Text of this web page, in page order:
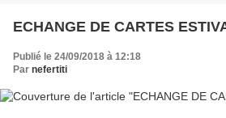
ECHANGE DE CARTES
Publié le 24/09/2018 à 12:18
Par nefertiti